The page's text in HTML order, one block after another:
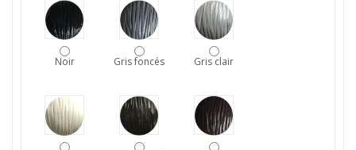
Noir Gris foncés Gris clair